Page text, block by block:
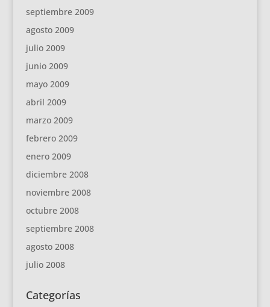
septiembre 2009
agosto 2009
julio 2009
junio 2009
mayo 2009
abril 2009
marzo 2009
febrero 2009
enero 2009
diciembre 2008
noviembre 2008
octubre 2008
septiembre 2008
agosto 2008
julio 2008
Categorías